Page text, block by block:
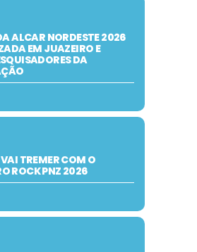
ALCAR NORDESTE 2026
EM JUAZEIRO E
DA
TREMER COM O
ROCK PNZ 2026